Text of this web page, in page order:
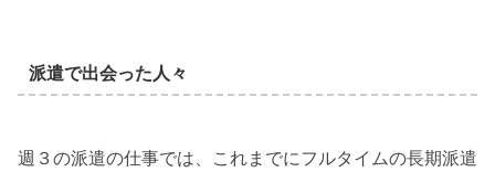
派遣で出会った人々
週３の派遣の仕事では、これまでにフルタイムの長期派遣